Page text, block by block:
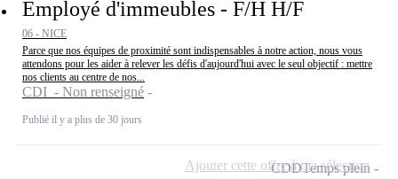
Employé d'immeubles - F/H H/F
06 - NICE
Parce que nos équipes de proximité sont indispensables à notre action, nous vous
attendons pour les aider à relever les défis d'aujourd'hui avec le seul objectif : mettre
nos clients au centre de nos...
CDI - Non renseigné
Publié il y a plus de 30 jours
CDDTemps plein
Ajouter cette offre à ma sélection